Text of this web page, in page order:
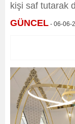
kişi saf tutarak
GÜNCEL - 06-06-